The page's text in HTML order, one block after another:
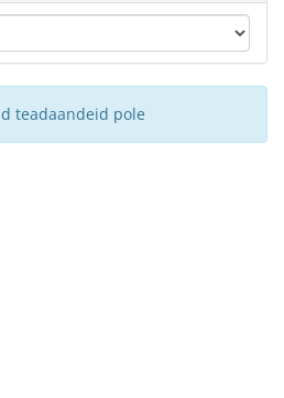
teadaandeid pole